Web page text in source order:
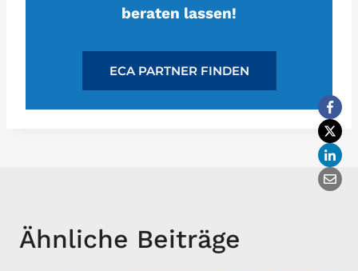
beraten lassen!
ECA PARTNER FINDEN
Ähnliche Beiträge